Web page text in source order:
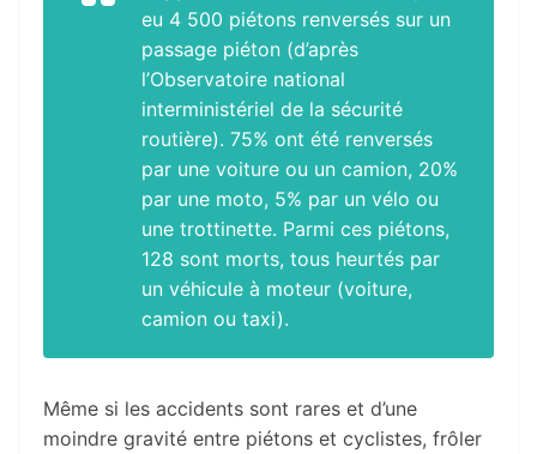
eu 4 500 piétons renversés sur un
passage piéton (d’après
l’Observatoire national
interministériel de la sécurité
routière). 75% ont été renversés
par une voiture ou un camion, 20%
par une moto, 5% par un vélo ou
une trottinette. Parmi ces piétons,
128 sont morts, tous heurtés par
un véhicule à moteur (voiture,
camion ou taxi).
Même si les accidents sont rares et d’une
moindre gravité entre piétons et cyclistes, frôler